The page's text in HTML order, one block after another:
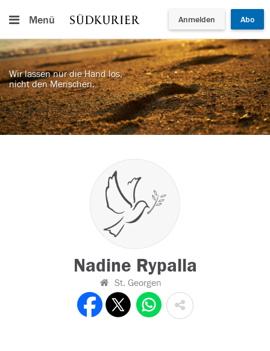
Menü Anmelden Abo
Wir lassen nur die Hand los,
nicht den Menschen.
Nadine Rypalla
St. Georgen